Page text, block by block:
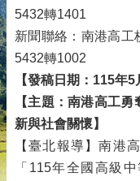
5432轉1401
新聞聯絡：南港
5432轉1002
【發稿日期：115年5
【主題：南港高工
新與社會關懷】
【臺北報導】南港
「115年全國高級